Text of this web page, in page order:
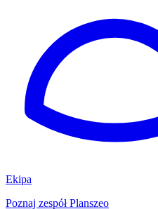
Ekipa
Poznaj zespół Planszeo